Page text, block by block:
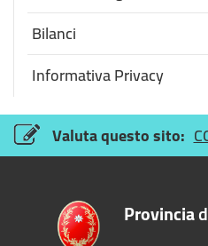
Bilanci
Informativa Privacy
Valuta questo sito:
Provincia